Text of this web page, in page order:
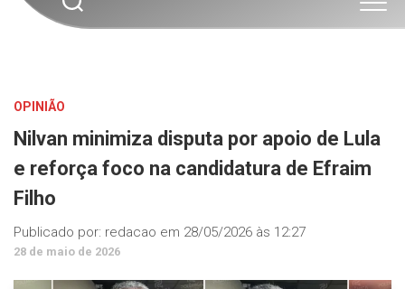
OPINIÃO
Nilvan minimiza disputa por apoio de Lula
e reforça foco na candidatura de Efraim
Filho
Publicado por: redacao em 28/05/2026 às 12:27
28 de maio de 2026